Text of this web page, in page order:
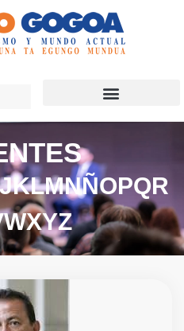
JKLMNÑOPQR
WXYZ